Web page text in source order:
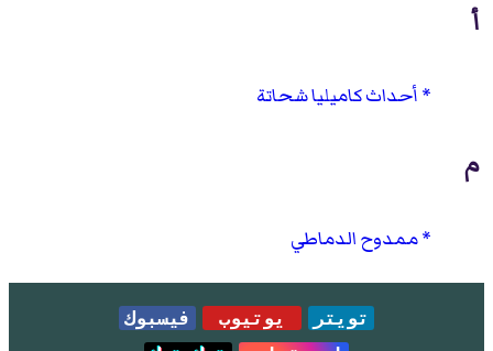
أ
أحداث كاميليا شحاتة
م
ممدوح الدماطي
تويتر يوتيوب
فيسبوك